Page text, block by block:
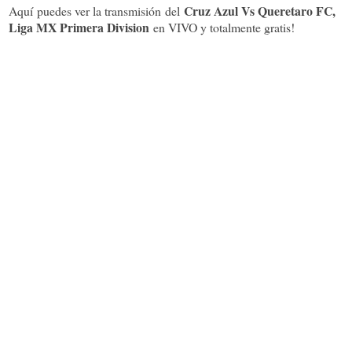
Aquí puedes ver la transmisión del Cruz Azul Vs Queretaro FC,
Liga MX Primera Division en VIVO y totalmente gratis!